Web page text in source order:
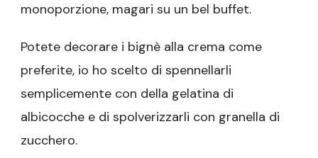
monoporzione, magari su un bel buffet.
Potete decorare i bignè alla crema come
preferite, io ho scelto di spennellarli
semplicemente con della gelatina di
albicocche e di spolverizzarli con granella di
zucchero.